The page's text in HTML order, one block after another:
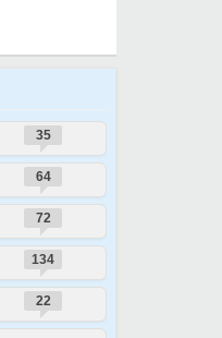
35
64
72
134
22